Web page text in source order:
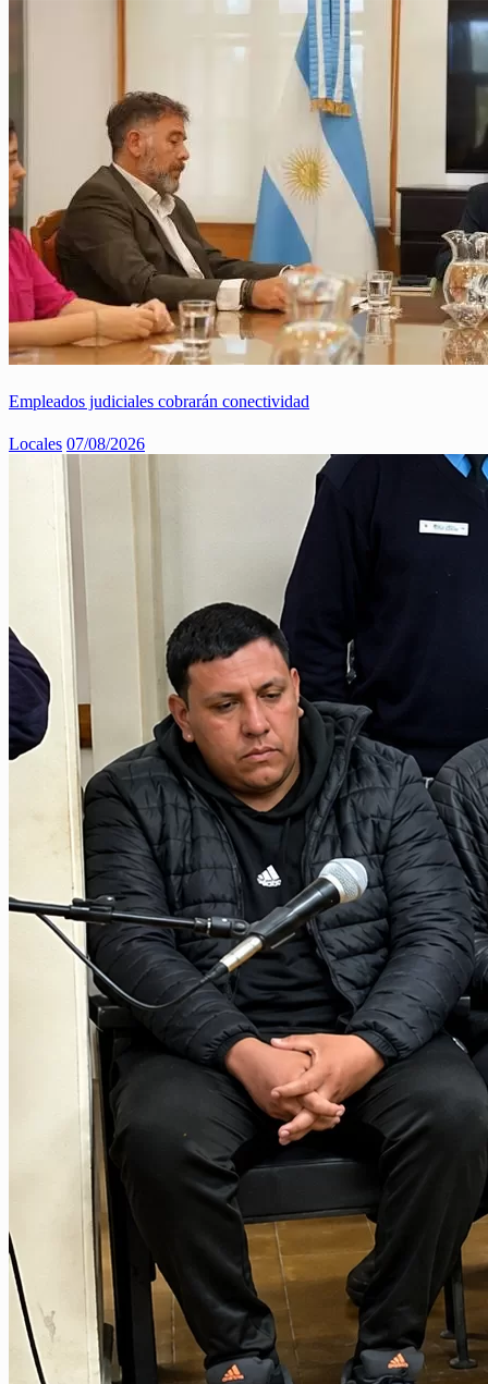
Empleados judiciales cobrarán conectividad
Locales 07/08/2026